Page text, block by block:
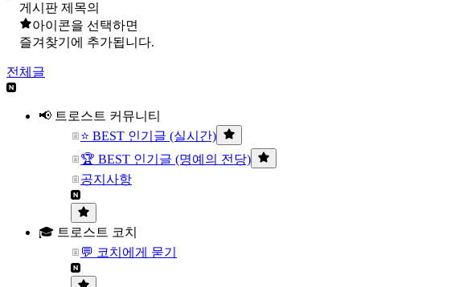
게시판 제목의
아이콘을 선택하면
즐겨찾기에 추가됩니다.
전체글
📢 트로스트 커뮤니티
⭐ BEST 인기글 (실시간)
🏆 BEST 인기글 (명예의 전당)
공지사항
🎓 트로스트 코치
💬 코치에게 묻기